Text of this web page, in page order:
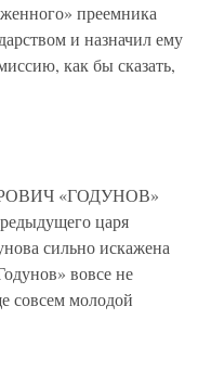
преемника
и назначил ему
как бы сказать,
«ГОДУНОВ»
царя
сильно искажена
вовсе не
совсем молодой